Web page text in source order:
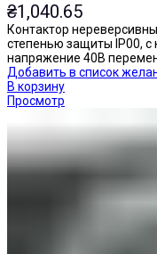
₴1,040.65
Контактор
степенью защиты IP00, с
напряжение 40В
Добавить в список
В корзину
Просмотр